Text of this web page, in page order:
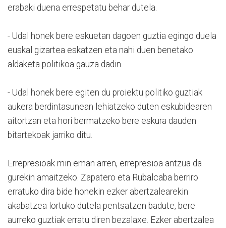
erabaki duena errespetatu behar dutela.
- Udal honek bere eskuetan dagoen guztia egingo duela
euskal gizartea eskatzen eta nahi duen benetako
aldaketa politikoa gauza dadin.
- Udal honek bere egiten du proiektu politiko guztiak
aukera berdintasunean lehiatzeko duten eskubidearen
aitortzan eta hori bermatzeko bere eskura dauden
bitartekoak jarriko ditu.
Errepresioak min eman arren, errepresioa antzua da
gurekin amaitzeko. Zapatero eta Rubalcaba berriro
erratuko dira bide honekin ezker abertzalearekin
akabatzea lortuko dutela pentsatzen badute, bere
aurreko guztiak erratu diren bezalaxe. Ezker abertzalea